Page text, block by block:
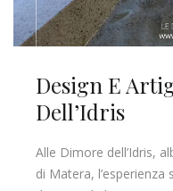
Design E
Dell’Idris
Alle Dimore dell’Idris,
di Matera, l’esperienza